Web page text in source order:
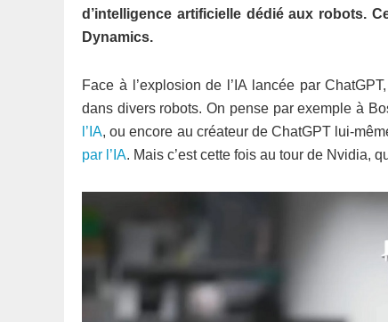
d’intelligence artificielle dédié aux robots.
Dynamics.
Face à l’explosion de l’IA lancée par
dans divers robots. On pense par exemple à
l’IA, ou encore au créateur de ChatGPT lui-
par l’IA. Mais c’est cette fois au tour de Nvidia,